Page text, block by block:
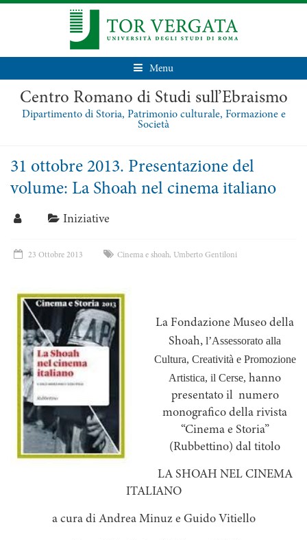
Menu
Centro Romano di Studi sull’Ebraismo
Dipartimento di Storia, Patrimonio culturale, Formazione e
Società
31 ottobre 2013. Presentazione del
volume: La Shoah nel cinema italiano
Iniziative
23 Ottobre 2013 Cinema e shoah, Umberto Gentiloni
La Fondazione Museo della
Shoah, l’Assessorato alla
Cultura, Creatività e Promozione
Artistica, il Cerse, hanno
presentato il numero
monografico della rivista
“Cinema e Storia”
(Rubbettino) dal titolo
LA SHOAH NEL CINEMA
ITALIANO
a cura di Andrea Minuz e Guido Vitiello